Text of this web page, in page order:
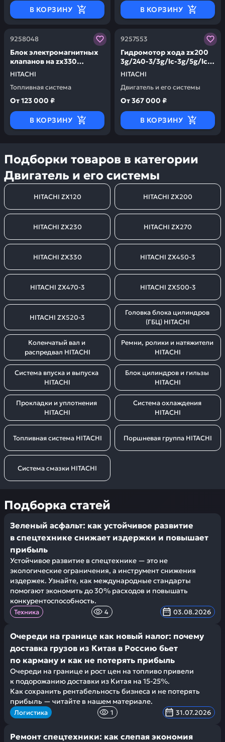
В КОРЗИНУ В КОРЗИНУ
9258048
HITACHI
Блок электромагнитных
клапанов на zx330
HITACHI 9258048
Топливная система
Заказывая запчасти у нас, вы получаете гарантию
От123 000 ₽
В КОРЗИНУ
9257553
HITACHI
Гидромотор хода zx200
3g/240-3/3g/lc-3g/5g/lc-
5g/5а HITACHI 9257553
Двигатель и его системы
Заказывая запчасти у
От367 000 ₽
В КОРЗИНУ
Подборки товаров в категории
Двигатель и его системы
HITACHI ZX120 HITACHI ZX200
HITACHI ZX230 HITACHI ZX270
HITACHI ZX330 HITACHI ZX450-3
HITACHI ZX470-3 HITACHI ZX500-3
HITACHI ZX520-3
Головка блока цилиндров
(ГБЦ) HITACHI
Коленчатый вал и
распредвал HITACHI
Ремни, ролики и натяжители
HITACHI
Система впуска и выпуска
HITACHI
Блок цилиндров и гильзы
HITACHI
Прокладки и уплотнения
HITACHI
Система охлаждения
HITACHI
Топливная система HITACHI Поршневая группа HITACHI
Система смазки HITACHI
Подборка статей
Зеленый асфальт: как устойчивое развитие
в спецтехнике снижает издержки и повышает
прибыль
Устойчивое развитие в спецтехнике — это не
экологические ограничения, а инструмент снижения
издержек. Узнайте, как международные стандарты
помогают экономить до 30% расходов и повышать
конкурентоспособность.
Техника 4 03.08.2026
Очереди на границе как новый налог: почему
доставка грузов из Китая в Россию бьет
по карману и как не потерять прибыль
Очереди на границе и рост цен на топливо привели
к подорожанию доставки из Китая на 15-25%.
Как сохранить рентабельность бизнеса и не потерять
прибыль — читайте в нашем материале.
Логистика 1 31.07.2026
Ремонт спецтехники: как слепая экономия